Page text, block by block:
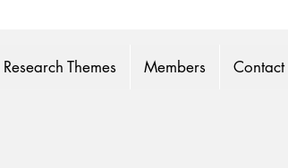
Research Themes Members Contact